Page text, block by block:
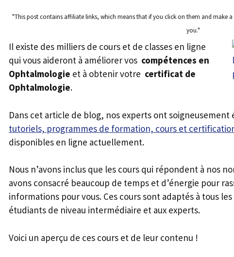
"This post contains affiliate links, which means that if you click on them and make
you."
Il existe des milliers de cours et de classes en ligne
qui vous aideront à améliorer vos compétences en
Ophtalmologie et à obtenir votre certificat de
Ophtalmologie.
Dans cet article de blog, nos experts ont soigneusement
tutoriels, programmes de formation, cours et
disponibles en ligne actuellement.
Nous n’avons inclus que les cours qui répondent à nos
avons consacré beaucoup de temps et d’énergie pour
informations pour vous. Ces cours sont adaptés à tous
étudiants de niveau intermédiaire et aux experts.
Voici un aperçu de ces cours et de leur contenu !